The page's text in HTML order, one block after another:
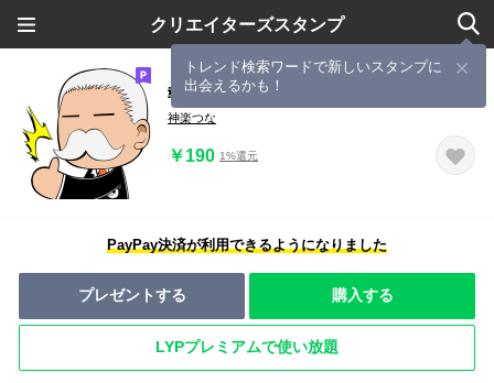
クリエイターズスタンプ
トレンド検索ワードで新しいスタンプに
出会えるかも！
執事モリソン
神楽つな
￥190 1%還元
PayPay決済が利用できるようになりました
プレゼントする 購入する
LYPプレミアムで使い放題